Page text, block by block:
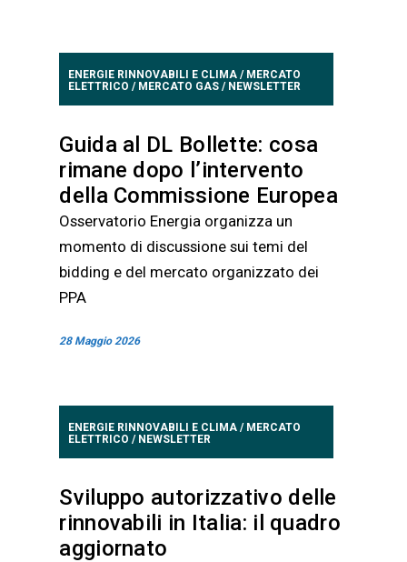
ENERGIE RINNOVABILI E CLIMA / MERCATO
ELETTRICO / MERCATO GAS / NEWSLETTER
Guida al DL Bollette: cosa
rimane dopo l’intervento
della Commissione Europea
Osservatorio Energia organizza un
momento di discussione sui temi del
bidding e del mercato organizzato dei
PPA
28 Maggio 2026
ENERGIE RINNOVABILI E CLIMA / MERCATO
ELETTRICO / NEWSLETTER
Sviluppo autorizzativo delle
rinnovabili in Italia: il quadro
aggiornato